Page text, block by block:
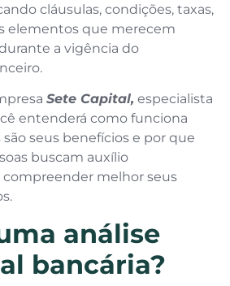
cláusulas, condições, taxas,
elementos que merecem
a vigência do
Sete Capital, especialista
entenderá como funciona
são seus benefícios e por que
buscam auxílio
compreender melhor seus
análise
bancária?